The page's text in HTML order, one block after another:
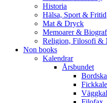
Historia
Hälsa, Sport & Fritid
Mat & Dryck
Memoarer &
Religion, Filosofi &
Non books
Kalendrar
Årsbundet